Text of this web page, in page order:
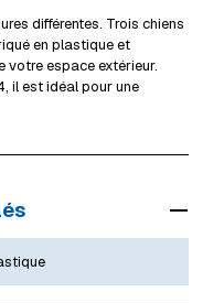
différentes. Trois chiens
en plastique et
votre espace extérieur.
il est idéal pour une